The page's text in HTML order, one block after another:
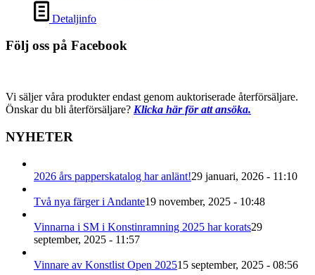
Detaljinfo
Följ oss på Facebook
Vi säljer våra produkter endast genom auktoriserade återförsäljare.
Önskar du bli återförsäljare? Klicka här för att ansöka.
NYHETER
2026 års papperskatalog har anlänt!29 januari, 2026 - 11:10
Två nya färger i Andante19 november, 2025 - 10:48
Vinnarna i SM i Konstinramning 2025 har korats29
september, 2025 - 11:57
Vinnare av Konstlist Open 202515 september, 2025 - 08:56